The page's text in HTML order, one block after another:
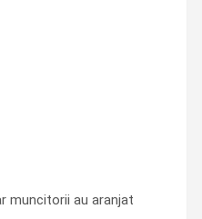
muncitorii au aranjat